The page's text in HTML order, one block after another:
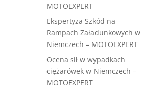
MOTOEXPERT
Ekspertyza Szkód na
Rampach Załadunkowych w
Niemczech – MOTOEXPERT
Ocena sił w wypadkach
ciężarówek w Niemczech –
MOTOEXPERT